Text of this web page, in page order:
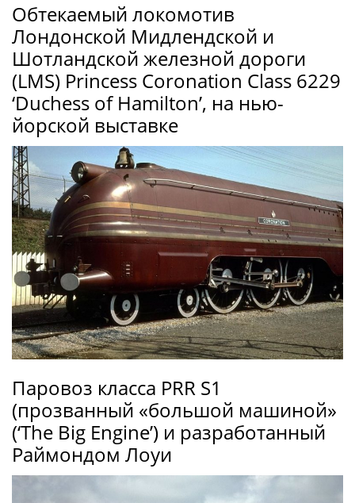
Обтекаемый локомотив
Лондонской Мидлендской и
Шотландской железной дороги
(LMS) Princess Coronation Class 6229
‘Duchess of Hamilton’, на нью-
йорской выставке
Паровоз класса PRR S1
(прозванный «большой машиной»
(‘The Big Engine’) и разработанный
Раймондом Лоуи